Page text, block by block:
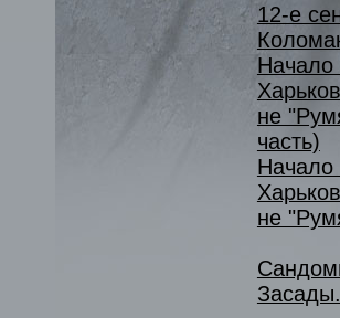
12-е
Начало
не
часть)
Начало
не
Засады.